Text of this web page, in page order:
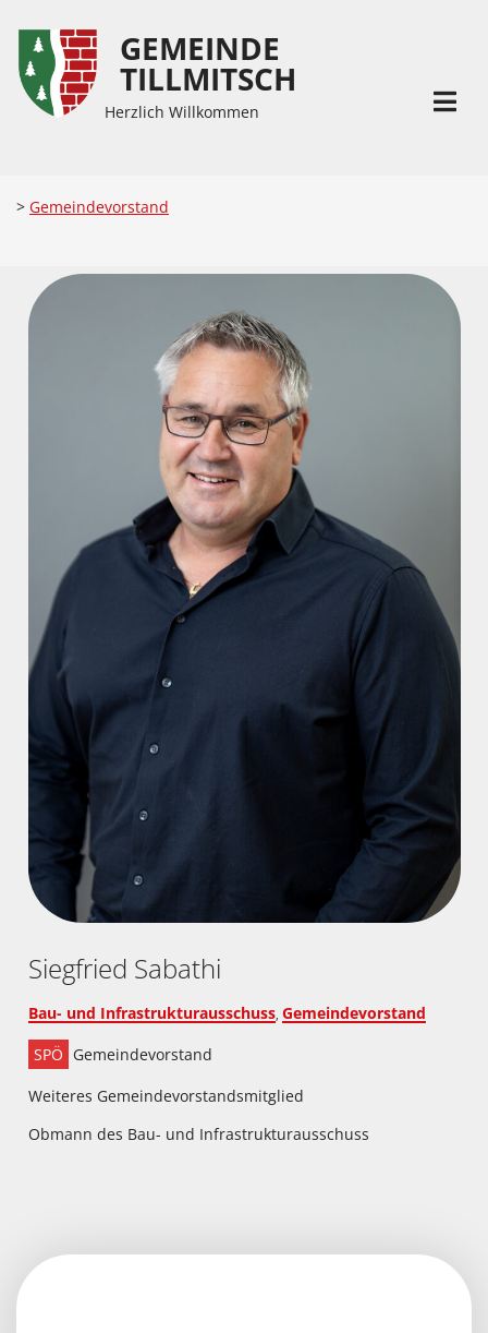
Inhalt
Accesskey
Hauptmenü
Accesskey
GEMEINDE
TILLMITSCH
Herzlich Willkommen
> Gemeindevorstand
Siegfried Sabathi
Bau- und Infrastrukturausschuss, Gemeindevorstand
SPÖ Gemeindevorstand
Weiteres Gemeindevorstandsmitglied
Obmann des Bau- und Infrastrukturausschuss